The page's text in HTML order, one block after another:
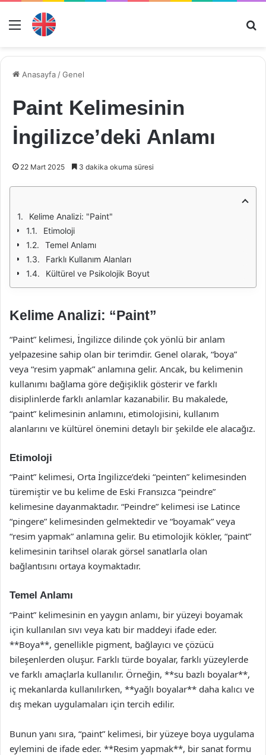
Menü
Anasayfa /Genel
Paint Kelimesinin
İngilizce’deki Anlamı
22 Mart 2025 3 dakika okuma süresi
Kelime Analizi: "Paint"
Etimoloji
Temel Anlamı
Farklı Kullanım Alanları
Kültürel ve Psikolojik Boyut
Kelime Analizi: “Paint”
“Paint” kelimesi, İngilizce dilinde çok yönlü bir anlam
yelpazesine sahip olan bir terimdir. Genel olarak, “boya”
veya “resim yapmak” anlamına gelir. Ancak, bu kelimenin
kullanımı bağlama göre değişiklik gösterir ve farklı
disiplinlerde farklı anlamlar kazanabilir. Bu makalede,
“paint” kelimesinin anlamını, etimolojisini, kullanım
alanlarını ve kültürel önemini detaylı bir şekilde ele alacağız.
Etimoloji
“Paint” kelimesi, Orta İngilizce’deki “peinten” kelimesinden
türemiştir ve bu kelime de Eski Fransızca “peindre”
kelimesine dayanmaktadır. “Peindre” kelimesi ise Latince
“pingere” kelimesinden gelmektedir ve “boyamak” veya
“resim yapmak” anlamına gelir. Bu etimolojik kökler, “paint”
kelimesinin tarihsel olarak görsel sanatlarla olan
bağlantısını ortaya koymaktadır.
Temel Anlamı
“Paint” kelimesinin en yaygın anlamı, bir yüzeyi boyamak
için kullanılan sıvı veya katı bir maddeyi ifade eder.
**Boya**, genellikle pigment, bağlayıcı ve çözücü
bileşenlerden oluşur. Farklı türde boyalar, farklı yüzeylerde
ve farklı amaçlarla kullanılır. Örneğin, **su bazlı boyalar**,
iç mekanlarda kullanılırken, **yağlı boyalar** daha kalıcı ve
dış mekan uygulamaları için tercih edilir.
Bunun yanı sıra, “paint” kelimesi, bir yüzeye boya uygulama
eylemini de ifade eder. **Resim yapmak**, bir sanat formu